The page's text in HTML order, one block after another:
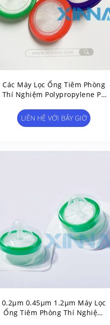
Các Máy Lọc Ống Tiêm Phòng
Thí Nghiệm Polypropylene PP
LIÊN HỆ VỚI BÂY GIỜ
0.2μm 0.45μm 1.2μm Máy Lọc
Ống Tiêm Phòng Thí Nghiệm